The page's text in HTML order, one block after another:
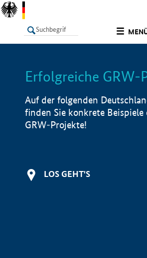
LISTE
Erfolgreiche GRW-
Auf der folgenden
finden Sie konkrete
GRW-Projekte!
LOS GEHT'S